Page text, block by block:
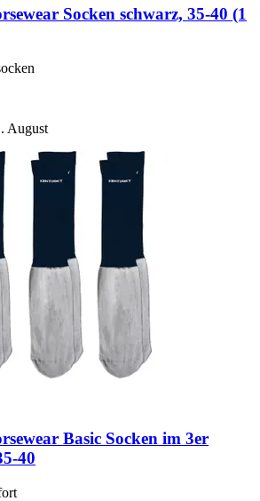
Socken schwarz, 35-​40 (1
August
Basic Socken im 3er
​40